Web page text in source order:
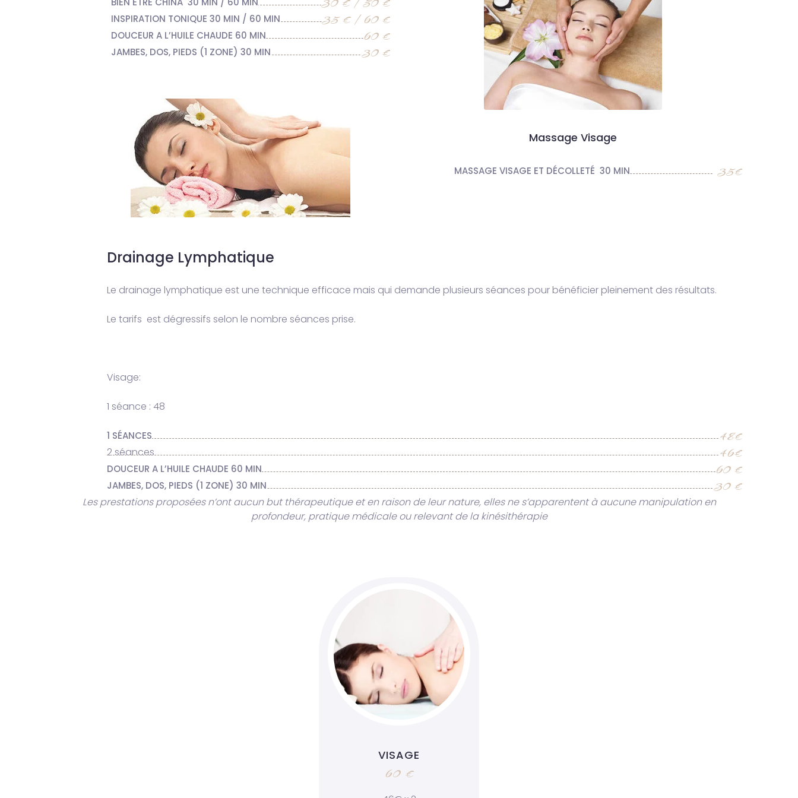
INSPIRATION TONIQUE 30 MIN / 60 MIN 35 € / 60 €
DOUCEUR A L’HUILE CHAUDE 60 MIN 60 €
JAMBES, DOS, PIEDS (1 ZONE) 30 MIN 30 €
Massage Visage
MASSAGE VISAGE ET DÉCOLLETÉ 30 MIN 35€
Drainage Lymphatique
Le drainage lymphatique est une technique efficace mais qui demande plusieurs séances pour bénéficier pleinement des résultats.
Le tarifs est dégressifs selon le nombre séances prise.
Visage:
1 séance : 48
1 SÉANCES 48€
2 séances 46€
DOUCEUR A L’HUILE CHAUDE 60 MIN 60 €
JAMBES, DOS, PIEDS (1 ZONE) 30 MIN 30 €
Les prestations proposées n’ont aucun but thérapeutique et en raison de leur nature, elles ne s’apparentent à aucune manipulation en
profondeur, pratique médicale ou relevant de la kinésithérapie
VISAGE
60 €